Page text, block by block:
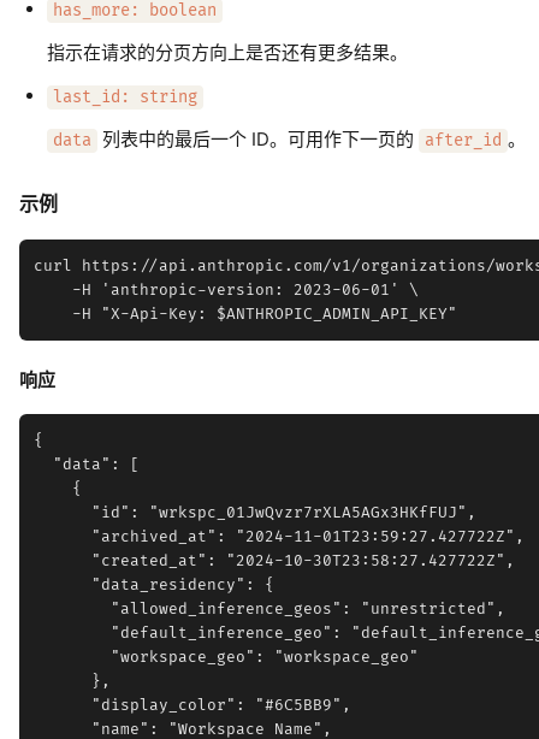
has_more: boolean
指示在请求的分页方向上是否还有更多结果。
last_id: string
data 列表中的最后一个 ID。可用作下一页的 after_id 。
示例
curl https://api.anthropic.com/v1/organizations/
    -H 'anthropic-version: 2023-06-01' \
响应
{
  "data": [
    {
      "id": "wrkspc_01JwQvzr7rXLA5AGx3HKfFUJ",
      "archived_at": "2024-11-01T23:59:27.427722Z",
      "created_at": "2024-10-30T23:58:27.427722Z",
      "data_residency": {
        "allowed_inference_geos": "unrestricted",
"default_inference_geo":
        "workspace_geo": "workspace_geo"
      },
      "display_color": "#6C5BB9",
      "name": "Workspace Name",